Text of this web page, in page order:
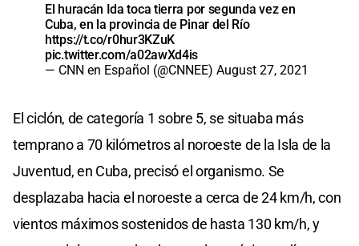
El huracán Ida toca tierra por segunda vez en
Cuba, en la provincia de Pinar del Río
https://t.co/r0hur3KZuK
pic.twitter.com/a02awXd4is
— CNN en Español (@CNNEE) August 27, 2021
El ciclón, de categoría 1 sobre 5, se situaba más
temprano a 70 kilómetros al noroeste de la Isla de la
Juventud, en Cuba, precisó el organismo. Se
desplazaba hacia el noroeste a cerca de 24 km/h, con
vientos máximos sostenidos de hasta 130 km/h, y